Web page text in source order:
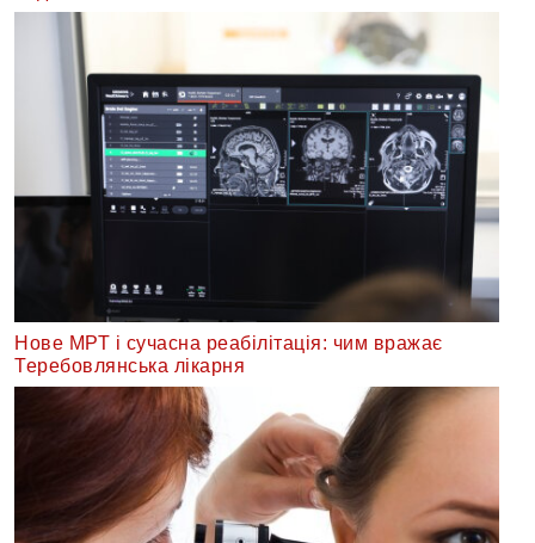
Нове МРТ і сучасна реабілітація: чим вражає
Теребовлянська лікарня